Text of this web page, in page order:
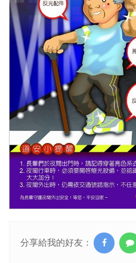
分享給我的好友：